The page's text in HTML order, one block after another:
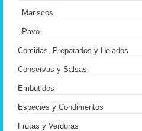
Mariscos
Pavo
Comidas, Preparados y Helados
Conservas y Salsas
Embutidos
Especies y Condimentos
Frutas y Verduras